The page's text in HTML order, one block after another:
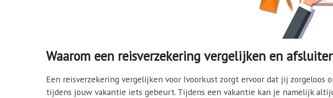
Waarom een reisverzekering vergelijken en
Een reisverzekering vergelijken voor Ivoorkust zorgt ervoor dat jij zorgeloos
tijdens jouw vakantie iets gebeurt. Tijdens een vakantie kan je namelijk